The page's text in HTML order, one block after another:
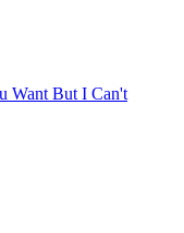
Want But I Can't